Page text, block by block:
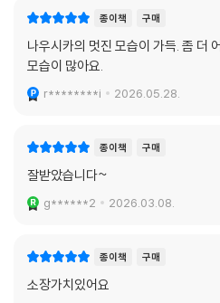
종이책 구매
나우시카의 멋진 모습이 가득. 좀 더
모습이 많아요.
r********i 2026.05.28.
종이책 구매
잘받았습니다~
g******2 2026.03.08.
종이책 구매
소장가치있어요